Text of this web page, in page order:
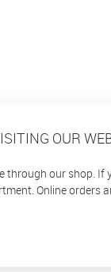
OUR
through our shop.
Online orders